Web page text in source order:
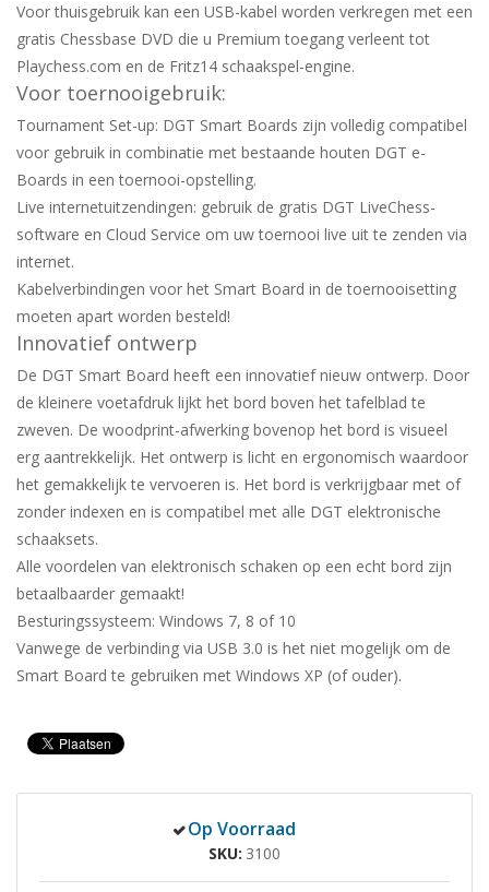
Voor thuisgebruik kan een USB-kabel worden verkregen met een
gratis Chessbase DVD die u Premium toegang verleent tot
Playchess.com en de Fritz14 schaakspel-engine.
Voor toernooigebruik:
Tournament Set-up: DGT Smart Boards zijn volledig compatibel
voor gebruik in combinatie met bestaande houten DGT e-
Boards in een toernooi-opstelling.
Live internetuitzendingen: gebruik de gratis DGT LiveChess-
software en Cloud Service om uw toernooi live uit te zenden via
internet.
Kabelverbindingen voor het Smart Board in de toernooisetting
moeten apart worden besteld!
Innovatief ontwerp
De DGT Smart Board heeft een innovatief nieuw ontwerp. Door
de kleinere voetafdruk lijkt het bord boven het tafelblad te
zweven. De woodprint-afwerking bovenop het bord is visueel
erg aantrekkelijk. Het ontwerp is licht en ergonomisch waardoor
het gemakkelijk te vervoeren is. Het bord is verkrijgbaar met of
zonder indexen en is compatibel met alle DGT elektronische
schaaksets.
Alle voordelen van elektronisch schaken op een echt bord zijn
betaalbaarder gemaakt!
Besturingssysteem: Windows 7, 8 of 10
Vanwege de verbinding via USB 3.0 is het niet mogelijk om de
Smart Board te gebruiken met Windows XP (of ouder).
Op Voorraad
SKU 3100